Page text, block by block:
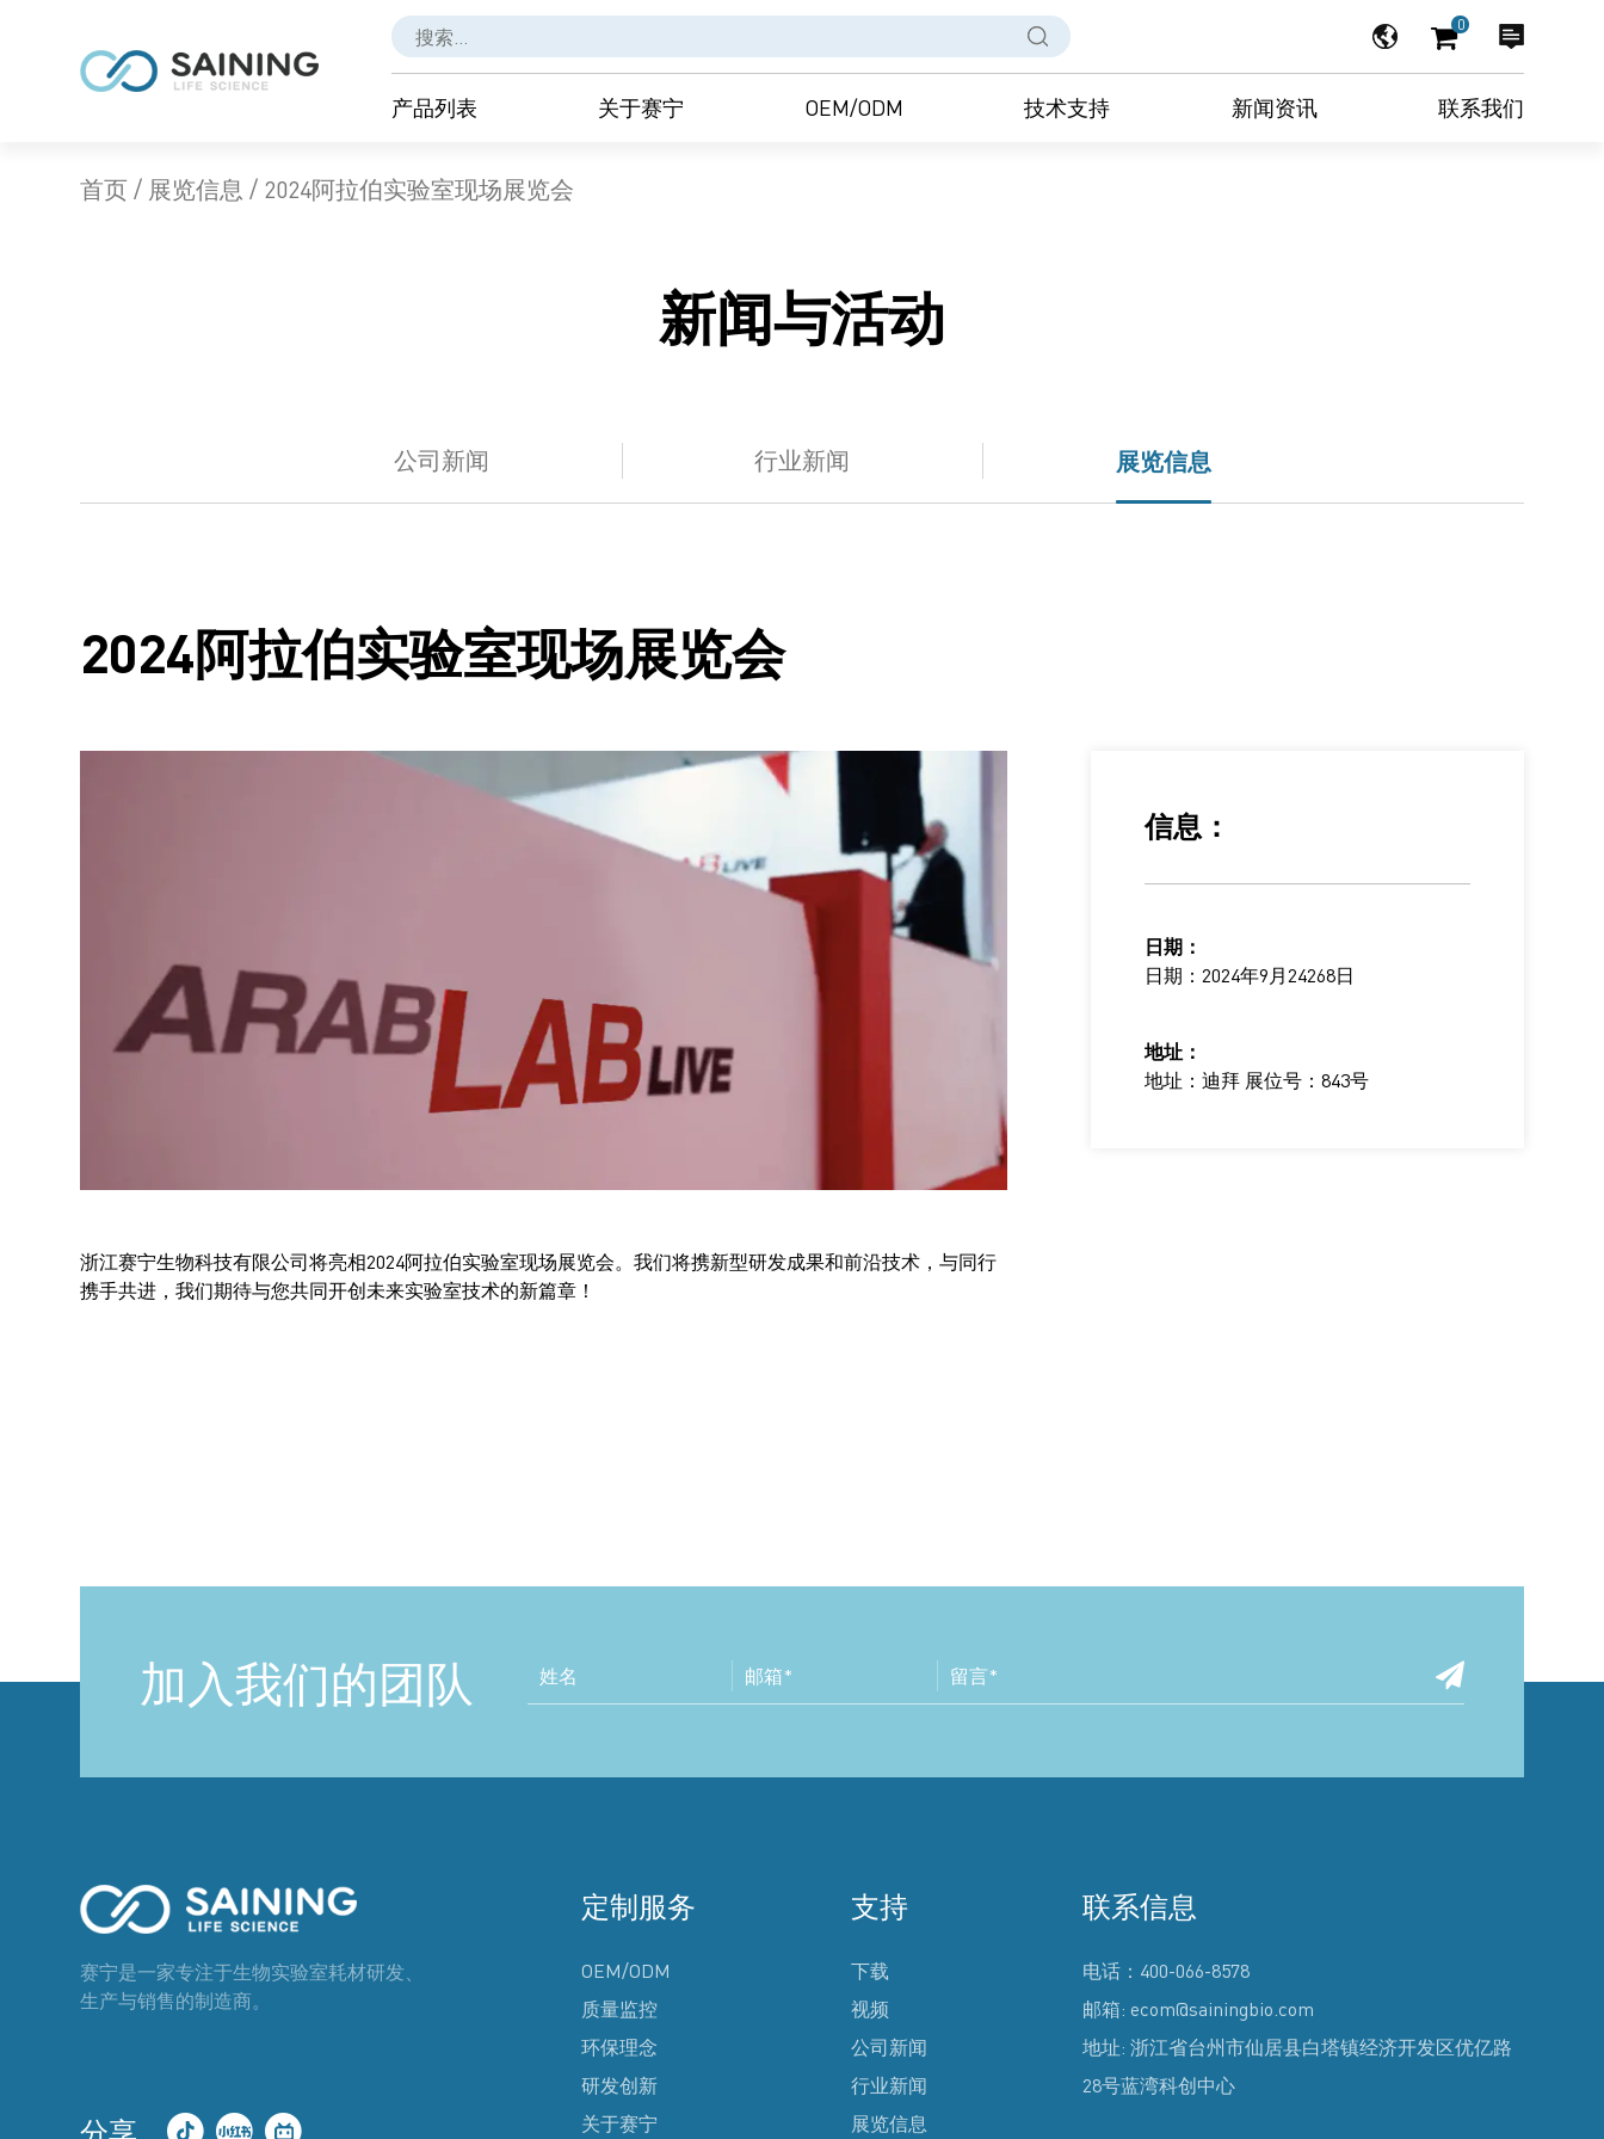
0
产品列表 关于赛宁 OEM/ODM 技术支持 新闻资讯 联系我们
首页 / 展览信息 / 2024阿拉伯实验室现场展览会
新闻与活动
公司新闻 行业新闻 展览信息
2024阿拉伯实验室现场展览会
浙江赛宁生物科技有限公司将亮相2024阿拉伯实验室现场展览会。我们将携新型研发成果和前沿技术，与同行
携手共进，我们期待与您共同开创未来实验室技术的新篇章！
信息：
日期：
日期：2024年9月24268日
地址：
地址：迪拜 展位号：843号
加入我们的团队
赛宁是一家专注于生物实验室耗材研发、
生产与销售的制造商。
分享
定制服务
OEM/ODM
质量监控
环保理念
研发创新
关于赛宁
支持
下载
视频
公司新闻
行业新闻
展览信息
联系信息
电话：400-066-8578
邮箱: ecom@sainingbio.com
地址: 浙江省台州市仙居县白塔镇经济开发区优亿路
28号蓝湾科创中心